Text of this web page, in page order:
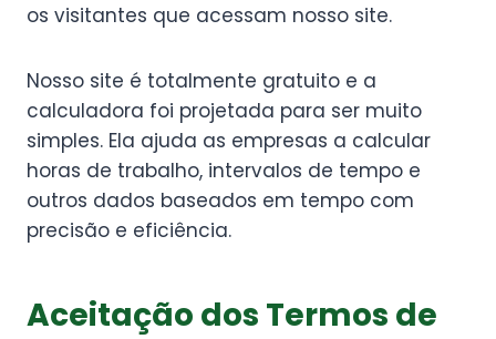
os visitantes que acessam nosso site.
Nosso site é totalmente gratuito e a
calculadora foi projetada para ser muito
simples. Ela ajuda as empresas a calcular
horas de trabalho, intervalos de tempo e
outros dados baseados em tempo com
precisão e eficiência.
Aceitação dos Termos de